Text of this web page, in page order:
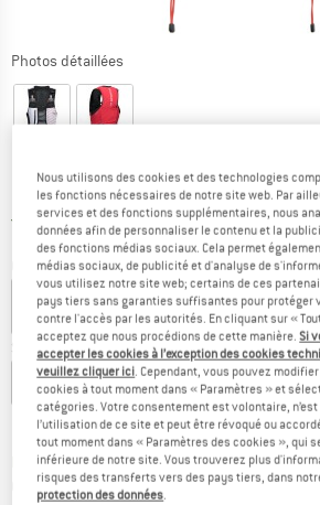
Photos détaillées
Prix:
149,95€ TVA incl.
Livraison gratuite(FR)France.
Couleur:White / Cherry Tomato
Sélectionner taille:
S M L
Guide des tailles
Délai de livraison: 3-5 jours ouvrablesLe lien
Quantité:
Nous utilisons des cookies et des technologies
les fonctions nécessaires de notre site web. Par
services et des fonctions supplémentaires, nous
données afin de personnaliser le contenu et la
des fonctions médias sociaux. Cela permet
médias sociaux, de publicité et d'analyse de
vous utilisez notre site web; certains de ces
pays tiers sans garanties suffisantes pour protéger
contre l'accès par les autorités. En cliquant sur «
acceptez que nous procédions de cette manière.Si
accepter les cookies à l’exception des cookies
veuillez cliquer ici. Cependant, vous pouvez
cookies à tout moment dans « Paramètres » et
catégories. Votre consentement est volontaire,
l’utilisation de ce site et peut être révoqué ou
tout moment dans « Paramètres des cookies », qui
inférieure de notre site. Vous trouverez plus
risques des transferts vers des pays tiers, dans
protection des données.